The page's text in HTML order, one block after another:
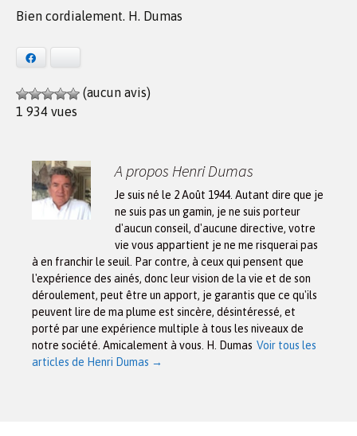
Bien cordialement. H. Dumas
(aucun avis)
1 934 vues
A propos Henri Dumas
Je suis né le 2 Août 1944. Autant dire que je
ne suis pas un gamin, je ne suis porteur
d'aucun conseil, d'aucune directive, votre
vie vous appartient je ne me risquerai pas
à en franchir le seuil. Par contre, à ceux qui pensent que
l'expérience des ainés, donc leur vision de la vie et de son
déroulement, peut être un apport, je garantis que ce qu'ils
peuvent lire de ma plume est sincère, désintéressé, et
porté par une expérience multiple à tous les niveaux de
notre société. Amicalement à vous. H. Dumas Voir tous les
articles de Henri Dumas →